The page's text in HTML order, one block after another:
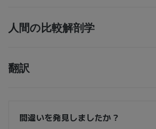
人間の比較解剖学
翻訳
間違いを発見しましたか？